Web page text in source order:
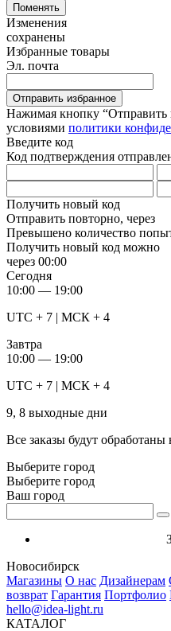
Поменять
Изменения
сохранены
Избранные товары
Эл. почта
Отправить избранное
Нажимая кнопку “Отправить
условиями политики
Введите код
Код подтверждения
Получить новый код
Отправить повторно, через
Превышено количество
Получить новый код можно
через 00:00
Сегодня
10:00 — 19:00
UTC + 7 | МСК + 4
Завтра
10:00 — 19:00
UTC + 7 | МСК + 4
9, 8 выходные дни
Все заказы будут
Выберите город
Выберите город
Ваш город
Новосибирск
Магазины О нас Дизайнерам
возврат Гарантия Портфолио
hello@idea-light.ru
КАТАЛОГ